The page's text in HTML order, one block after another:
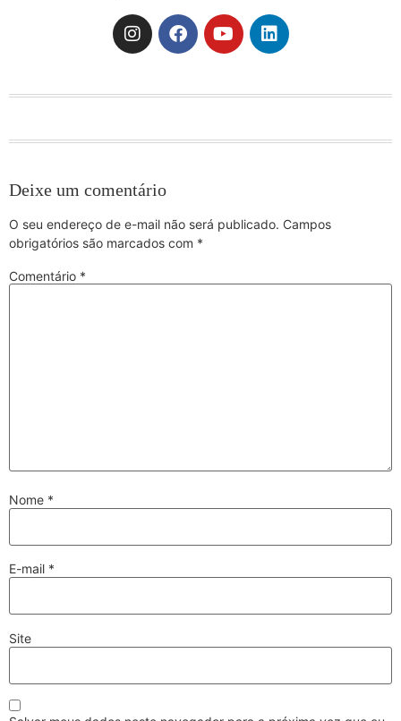
Deixe um comentário
O seu endereço de e-mail não será publicado. Campos
obrigatórios são marcados com *
Comentário *
Nome *
E-mail *
Site